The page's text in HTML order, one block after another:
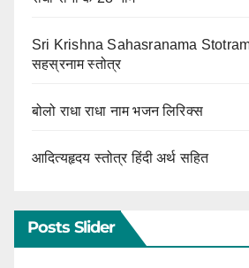
Sri Krishna Sahasranama
सहस्रनाम स्तोत्र
बोलो राधा राधा नाम भजन लिरिक्स
आदित्यहृदय स्तोत्र हिंदी अर्थ सहित
Posts Slider